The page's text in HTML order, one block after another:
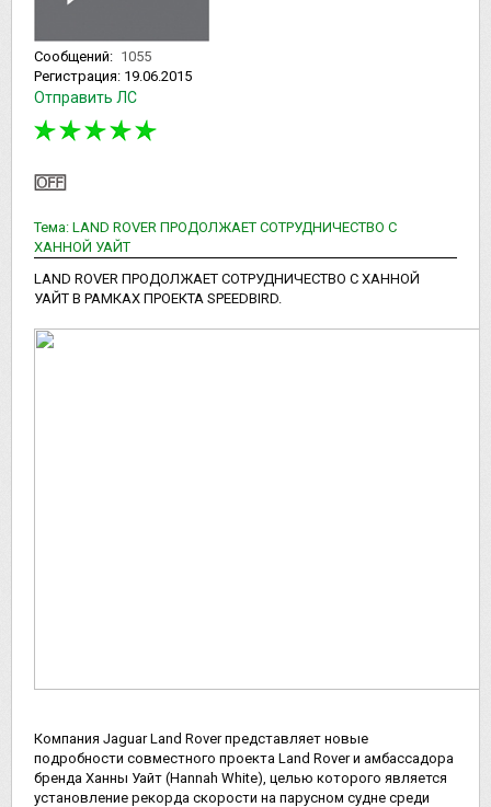
Сообщений: 1055
Регистрация: 19.06.2015
Отправить ЛС
Тема: LAND ROVER ПРОДОЛЖАЕТ СОТРУДНИЧЕСТВО С
ХАННОЙ УАЙТ
LAND ROVER ПРОДОЛЖАЕТ СОТРУДНИЧЕСТВО С ХАННОЙ
УАЙТ В РАМКАХ ПРОЕКТА SPEEDBIRD.
Компания Jaguar Land Rover представляет новые
подробности совместного проекта Land Rover и амбассадора
бренда Ханны Уайт (Hannah White), целью которого является
установление рекорда скорости на парусном судне среди